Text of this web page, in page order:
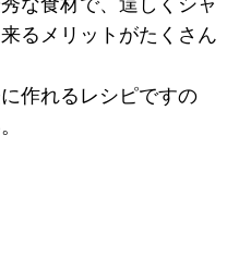
るメリットがたくさん
作れるレシピですの